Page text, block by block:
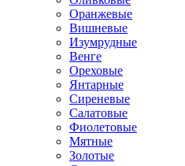
Оранжевые
Вишневые
Изумрудные
Венге
Ореховые
Янтарные
Сиреневые
Салатовые
Фиолетовые
Мятные
Золотые